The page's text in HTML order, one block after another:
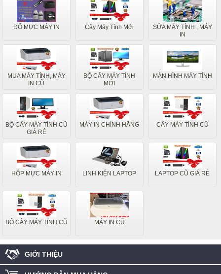
ĐỔ MỰC MÁY IN Cây Máy Tính Mới
SỬA MÁY TÍNH , MÁY
IN
MUA MÁY TÍNH, MÁY
IN CŨ
BỘ CÂY MÁY TÍNH
MỚI
MÀN HÌNH MÁY TÍNH
BỘ CÂY MÁY TÍNH CŨ
GIÁ RẺ
MÁY IN CHÍNH HÃNG CÂY MÁY TÍNH CŨ
HỘP MỰC MÁY IN LINH KIỆN LAPTOP LAPTOP CŨ GIÁ RẺ
BỘ CÂY MÁY TÍNH CŨ MÁY IN CŨ
GIỚI THIỆU